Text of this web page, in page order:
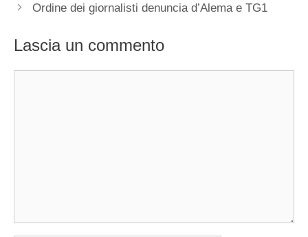
Ordine dei giornalisti denuncia d’Alema e TG1
Lascia un commento